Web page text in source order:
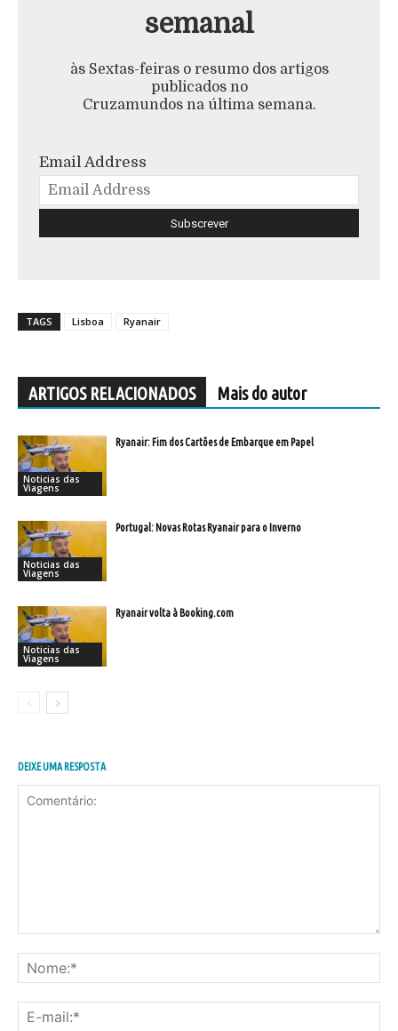
semanal
às Sextas-feiras o resumo dos artigos
publicados no
Cruzamundos na última semana.
Email Address
TAGS Lisboa Ryanair
ARTIGOS RELACIONADOS Mais do autor
Noticias das
Viagens
Ryanair: Fim dos Cartões de Embarque em Papel
Noticias das
Viagens
Portugal: Novas Rotas Ryanair para o Inverno
Noticias das
Viagens
Ryanair volta à Booking.com
DEIXE UMA RESPOSTA